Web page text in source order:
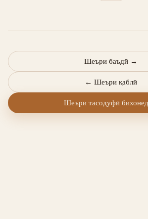
← Шеъри қаблӣ
Шеъри баъдӣ →
Шеъри тасодуфӣ бихонед